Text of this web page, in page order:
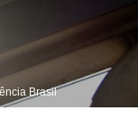
Brasil